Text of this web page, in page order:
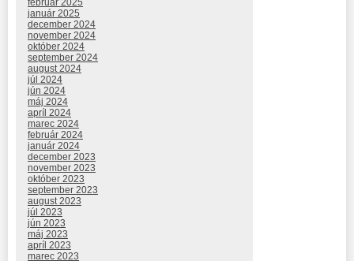
január 2025
december 2024
november 2024
október 2024
september 2024
august 2024
júl 2024
jún 2024
máj 2024
apríl 2024
marec 2024
február 2024
január 2024
december 2023
november 2023
október 2023
september 2023
august 2023
júl 2023
jún 2023
máj 2023
apríl 2023
marec 2023